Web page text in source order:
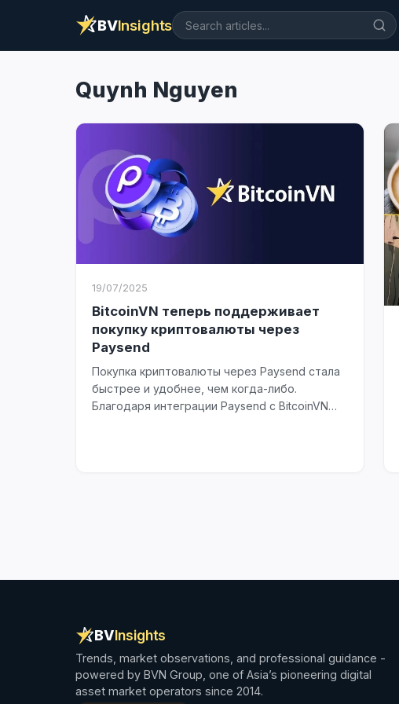
BVInsights
Quynh Nguyen
19/07/2025
BitcoinVN теперь поддерживает
покупку криптовалюты через
Paysend
Покупка криптовалюты через Paysend стала
быстрее и удобнее, чем когда-либо.
Благодаря интеграции Paysend с BitcoinVN
BVInsights
Trends, market observations, and professional guidance -
powered by BVN Group, one of Asia’s pioneering digital
asset market operators since 2014.